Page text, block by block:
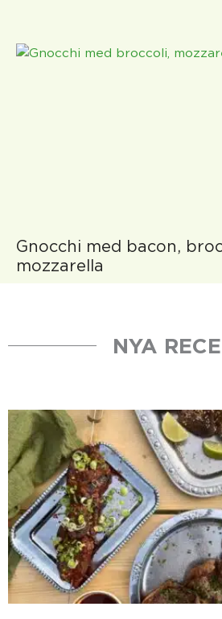
Gnocchi med bacon,
mozzarella
NYA
SidaSidaSida